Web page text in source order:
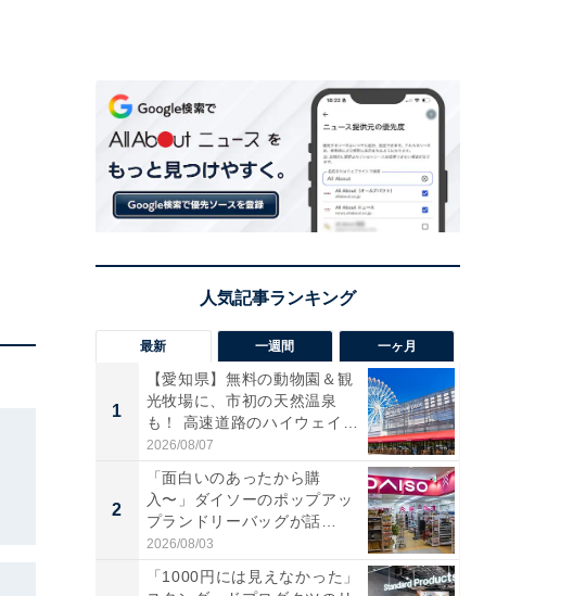
最新 一週間 一ヶ月
1
【愛知県】無料の動物園＆観
光牧場に、市初の天然温泉
も！ 高速道路のハイウェイオ
ア...
2026/08/07
2
「面白いのあったから購
入〜」ダイソーのポップアッ
プランドリーバッグが話
題。“さま...
2026/08/03
「1000円には見えなかった」